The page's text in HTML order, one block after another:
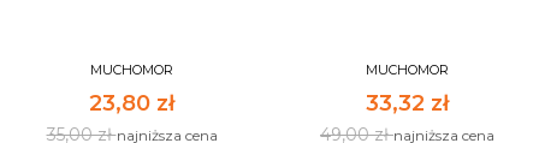
MUCHOMOR
23,80 zł
35,00 złnajniższa cena
MUCHOMOR
33,32 zł
49,00 złnajniższa cena